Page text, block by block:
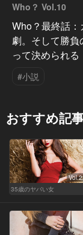
Who？ Vol.10
Who？最終話
劇。そして勝負
って決められる
#小説
おすすめ記
35歳のヤバい女